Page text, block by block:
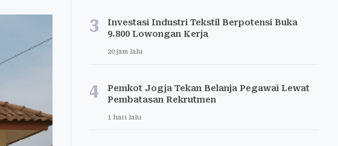
3
Investasi Industri Tekstil Berpotensi Buka
9.800 Lowongan Kerja
20 jam lalu
4
Pemkot Jogja Tekan Belanja Pegawai Lewat
Pembatasan Rekrutmen
1 hari lalu